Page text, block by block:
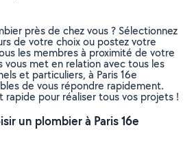
près de chez vous ? Sélectionnez
de votre choix ou postez votre
les membres à proximité de votre
vous met en relation avec tous les
et particuliers, à Paris 16e
de vous répondre rapidement.
rapide pour réaliser tous vos projets !
un plombier à Paris 16e